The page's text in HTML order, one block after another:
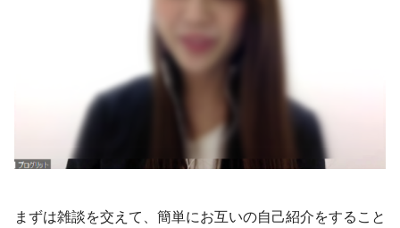
まずは雑談を交えて、簡単にお互いの自己紹介をすること